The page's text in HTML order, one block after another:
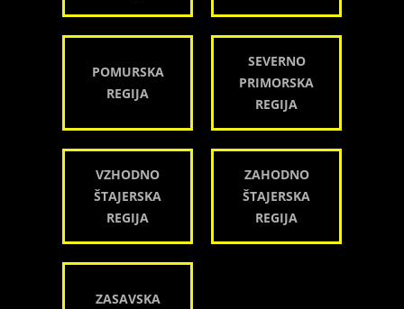
POMURSKA
REGIJA
SEVERNO
PRIMORSKA
REGIJA
VZHODNO
ŠTAJERSKA
REGIJA
ZAHODNO
ŠTAJERSKA
REGIJA
ZASAVSKA